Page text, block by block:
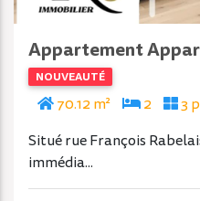
Appartement
NOUVEAUTÉ
70.12 m² 2
3 p
Situé rue François
immédia...